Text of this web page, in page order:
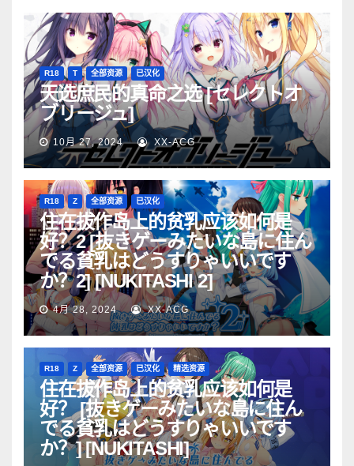
R18 T 全部资源 已汉化
天选庶民的真命之选 [セレクトオ
ブリージュ]
10月 27, 2024 XX-ACG
R18 Z 全部资源 已汉化
住在拔作岛上的贫乳应该如何是
好？2 [抜きゲーみたいな島に住ん
でる貧乳はどうすりゃいいです
か？2] [NUKITASHI 2]
4月 28, 2024 XX-ACG
R18 Z 全部资源 已汉化 精选资源
住在拔作岛上的贫乳应该如何是
好？ [抜きゲーみたいな島に住ん
でる貧乳はどうすりゃいいです
か？] [NUKITASHI]